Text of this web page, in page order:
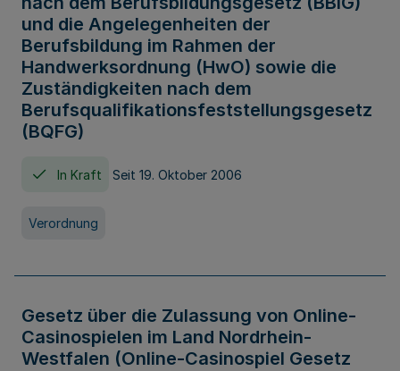
und die Angelegenheiten der
Berufsbildung im Rahmen der
Handwerksordnung (HwO) sowie die
Zuständigkeiten nach dem
Berufsqualifikationsfeststellungsgesetz
(BQFG)
In Kraft Seit 19. Oktober 2006
Verordnung
Gesetz über die Zulassung von Online-
Casinospielen im Land Nordrhein-
Westfalen (Online-Casinospiel Gesetz